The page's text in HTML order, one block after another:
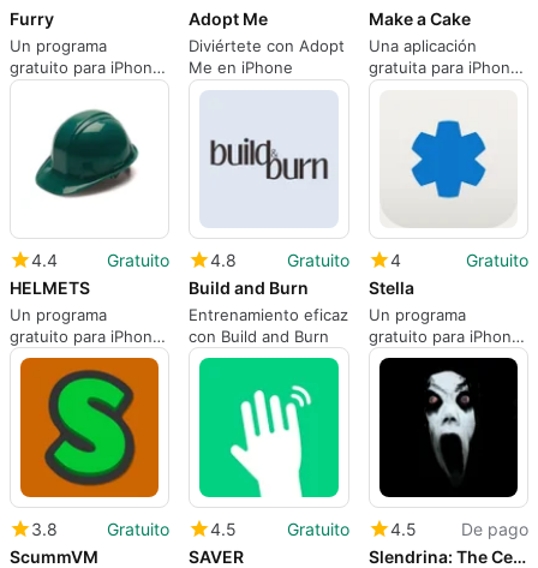
Furry
Un programa
gratuito para iPhone,
de Kawaii
Incorporated.
Adopt Me
Diviértete con Adopt
Me en iPhone
Make a Cake
Una aplicación
gratuita para iPhone,
de MAKE A CAKE
ALIMENTOS LTDA.
4.4
Gratuito
HELMETS
Un programa
gratuito para iPhone,
de Anwar Alnasim.
4.8
Gratuito
Build and Burn
Entrenamiento eficaz
con Build and Burn
4
Gratuito
Stella
Un programa
gratuito para iPhone,
de OwletLabs LLC.
3.8
Gratuito
ScummVM
4.5
Gratuito
SAVER
4.5
De pago
Slendrina: The Cellar